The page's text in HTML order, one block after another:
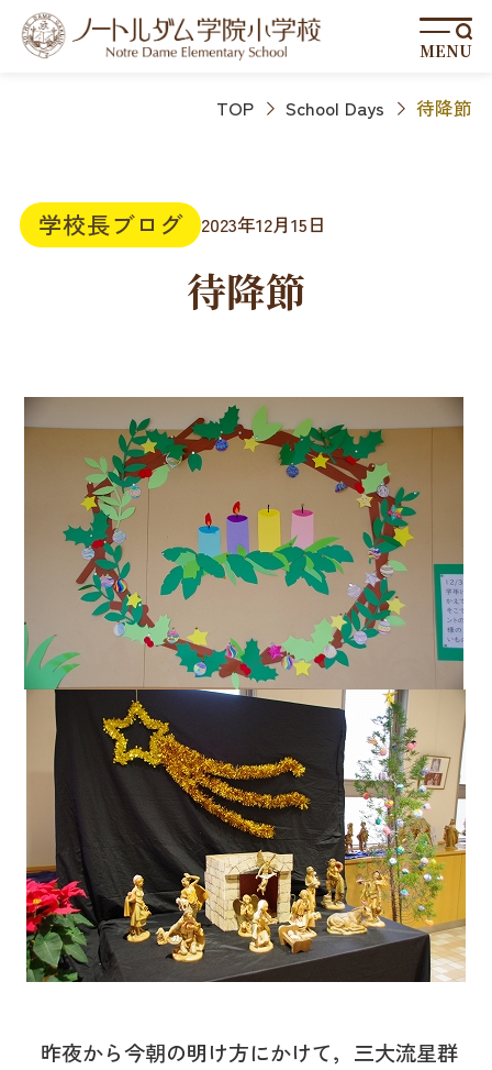
MENU
TOP School Days 待降節
学校長ブログ 2023年12月15日
待降節
昨夜から今朝の明け方にかけて，三大流星群